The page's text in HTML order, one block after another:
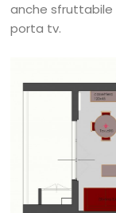
anche
porta tv.